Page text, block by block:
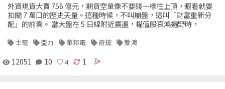
外資現貨大賣 756 億元，期貨空單像不要錢一樣往上頂，眼看就要
扣關 7 萬口的歷史天量。這種時候，不叫崩盤，這叫「財富重新分
配」的前奏。 當大盤在 5 日線附近震盪，權值股哀鴻遍野時，
士電 亞力 華邦電 奇鋐 雙鴻
12051 10 1